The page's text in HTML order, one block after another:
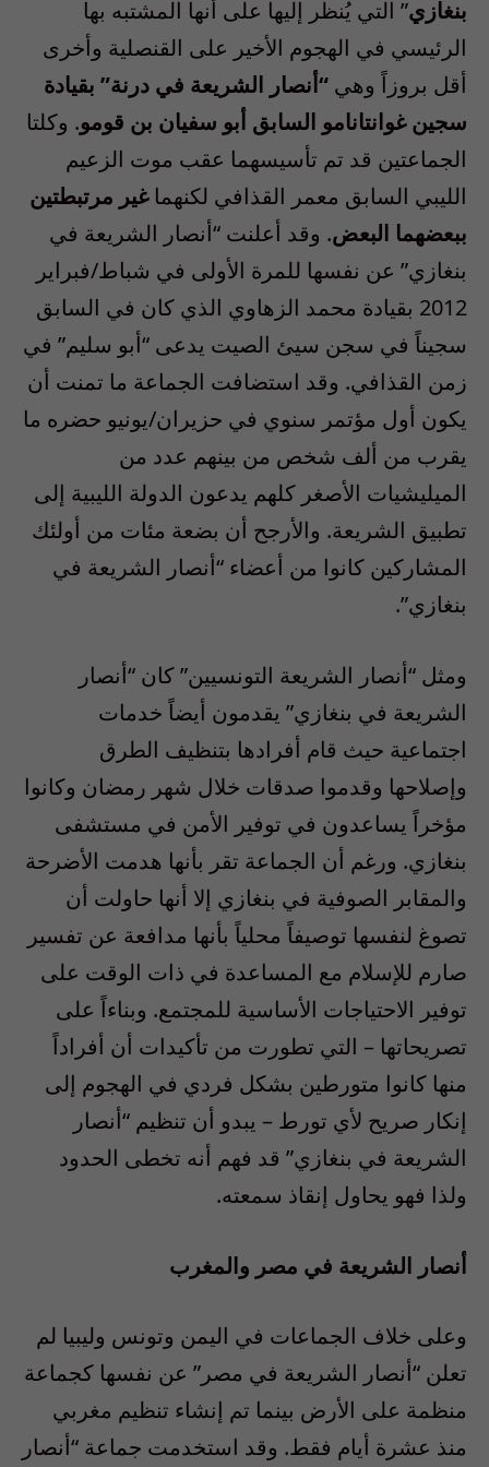
بنغازي” التي يُنظر إليها على أنها المشتبه بها
الرئيسي في الهجوم الأخير على القنصلية وأخرى
أقل بروزاً وهي “أنصار الشريعة في درنة” بقيادة
سجين غوانتانامو السابق أبو سفيان بن قومو. وكلتا
الجماعتين قد تم تأسيسهما عقب موت الزعيم
الليبي السابق معمر القذافي لكنهماغير مرتبطتين
ببعضهما البعض. وقد أعلنت “أنصار الشريعة في
بنغازي” عن نفسها للمرة الأولى في شباط/فبراير
2012 بقيادة محمد الزهاوي الذي كان في السابق
سجيناً في سجن سيئ الصيت يدعى “أبو سليم” في
زمن القذافي. وقد استضافت الجماعة ما تمنت أن
يكون أول مؤتمر سنوي في حزيران/يونيو حضره ما
يقرب من ألف شخص من بينهم عدد من
الميليشيات الأصغر كلهم يدعون الدولة الليبية إلى
تطبيق الشريعة. والأرجح أن بضعة مئات من أولئك
المشاركين كانوا من أعضاء “أنصار الشريعة في
بنغازي”.
ومثل “أنصار الشريعة التونسيين” كان “أنصار
الشريعة في بنغازي” يقدمون أيضاً خدمات
اجتماعية حيث قام أفرادها بتنظيف الطرق
وإصلاحها وقدموا صدقات خلال شهر رمضان وكانوا
مؤخراً يساعدون في توفير الأمن في مستشفى
بنغازي. ورغم أن الجماعة تقر بأنها هدمت الأضرحة
والمقابر الصوفية في بنغازي إلا أنها حاولت أن
تصوغ لنفسها توصيفاً محلياً بأنها مدافعة عن تفسير
صارم للإسلام مع المساعدة في ذات الوقت على
توفير الاحتياجات الأساسية للمجتمع. وبناءاً على
تصريحاتها – التي تطورت من تأكيدات أن أفراداً
منها كانوا متورطين بشكل فردي في الهجوم إلى
إنكار صريح لأي تورط – يبدو أن تنظيم “أنصار
الشريعة في بنغازي” قد فهم أنه تخطى الحدود
ولذا فهو يحاول إنقاذ سمعته.
أنصار الشريعة في مصر والمغرب
وعلى خلاف الجماعات في اليمن وتونس وليبيا لم
تعلن “أنصار الشريعة في مصر” عن نفسها كجماعة
منظمة على الأرض بينما تم إنشاء تنظيم مغربي
منذ عشرة أيام فقط. وقد استخدمت جماعة “أنصار